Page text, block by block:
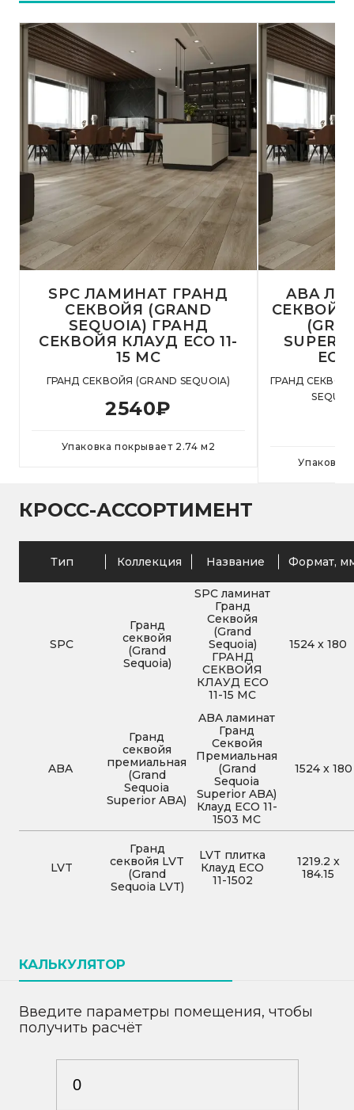
SPC ЛАМИНАТ ГРАНД
СЕКВОЙЯ (GRAND
SEQUOIA) ГРАНД
СЕКВОЙЯ КЛАУД ECO 11-
15 MC
ГРАНД СЕКВОЙЯ (GRAND SEQUOIA)
2540₽
Упаковка покрывает 2.74 м 2
ABA
ГРАНД
Упаковка
КРОСС-АССОРТИМЕНТ
Тип Коллекция Название Формат,
SPC
Гранд
секвойя
(Grand
Sequoia)
SPC ламинат
Гранд
Секвойя
(Grand
Sequoia)
ГРАНД
СЕКВОЙЯ
КЛАУД ECO
11-15 MC
1524 x180
ABA
Гранд
секвойя
премиальная
(Grand
Sequoia
Superior ABA)
ABA ламинат
Гранд
Секвойя
Премиальная
(Grand
Sequoia
Superior ABA)
Клауд ECO 11-
1503 MC
1524 x180
LVT
Гранд
секвойя LVT
(Grand
Sequoia LVT)
LVT плитка
Клауд ECO
11-1502
1219.2 x
184.15
КАЛЬКУЛЯТОР
Введите параметры помещения, чтобы
получить расчёт